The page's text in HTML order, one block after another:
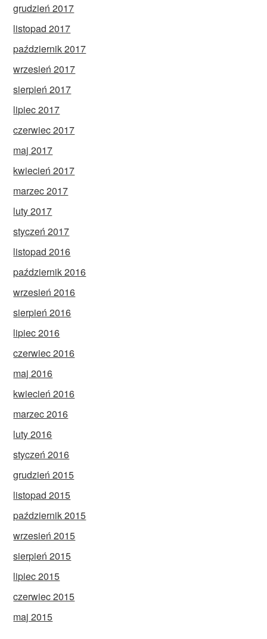
grudzień 2017
listopad 2017
październik 2017
wrzesień 2017
sierpień 2017
lipiec 2017
czerwiec 2017
maj 2017
kwiecień 2017
marzec 2017
luty 2017
styczeń 2017
listopad 2016
październik 2016
wrzesień 2016
sierpień 2016
lipiec 2016
czerwiec 2016
maj 2016
kwiecień 2016
marzec 2016
luty 2016
styczeń 2016
grudzień 2015
listopad 2015
październik 2015
wrzesień 2015
sierpień 2015
lipiec 2015
czerwiec 2015
maj 2015